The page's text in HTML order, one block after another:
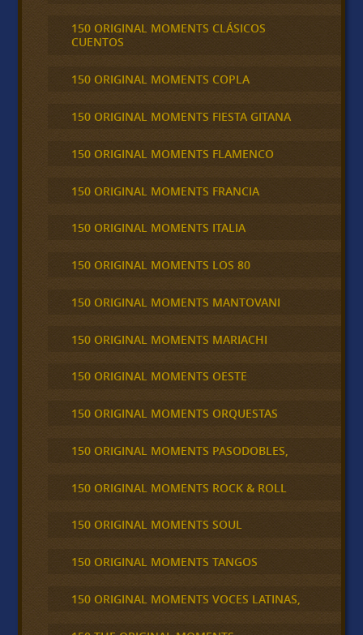
150 ORIGINAL MOMENTS CLÁSICOS
CUENTOS
150 ORIGINAL MOMENTS COPLA
150 ORIGINAL MOMENTS FIESTA GITANA
150 ORIGINAL MOMENTS FLAMENCO
150 ORIGINAL MOMENTS FRANCIA
150 ORIGINAL MOMENTS ITALIA
150 ORIGINAL MOMENTS LOS 80
150 ORIGINAL MOMENTS MANTOVANI
150 ORIGINAL MOMENTS MARIACHI
150 ORIGINAL MOMENTS OESTE
150 ORIGINAL MOMENTS ORQUESTAS
150 ORIGINAL MOMENTS PASODOBLES,
150 ORIGINAL MOMENTS ROCK & ROLL
150 ORIGINAL MOMENTS SOUL
150 ORIGINAL MOMENTS TANGOS
150 ORIGINAL MOMENTS VOCES LATINAS,